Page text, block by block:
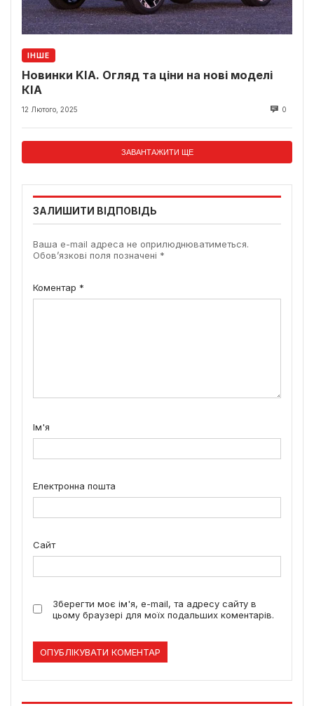
ІНШЕ
Новинки KIA. Огляд та ціни на нові моделі
КІА
12 Лютого, 2025 0
ЗАВАНТАЖИТИ ЩЕ
ЗАЛИШИТИ ВІДПОВІДЬ
Ваша e-mail адреса не оприлюднюватиметься.
Обов’язкові поля позначені *
Коментар *
Ім'я
Електронна пошта
Сайт
Зберегти моє ім'я, e-mail, та адресу сайту в
цьому браузері для моїх подальших коментарів.